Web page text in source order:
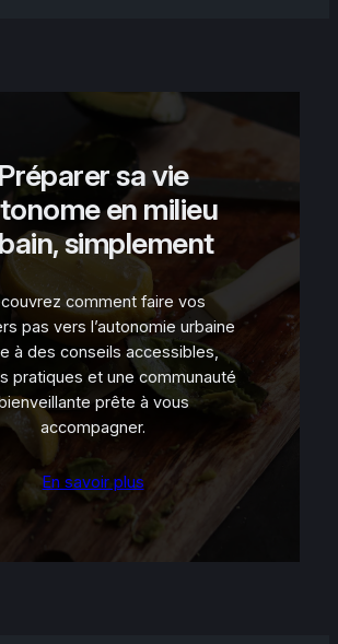
Préparer sa vie
en milieu
simplement
comment faire vos
pas vers l’autonomie urbaine
à des conseils accessibles,
pratiques et une communauté
prête à vous
accompagner.
En savoir plus